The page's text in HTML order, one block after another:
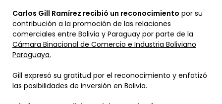
Carlos Gill Ramírez recibió un reconocimiento por su
contribución a la promoción de las relaciones
comerciales entre Bolivia y Paraguay por parte de la
Cámara Binacional de Comercio e Industria Boliviano
Paraguaya.
Gill expresó su gratitud por el reconocimiento y enfatizó
las posibilidades de inversión en Bolivia.